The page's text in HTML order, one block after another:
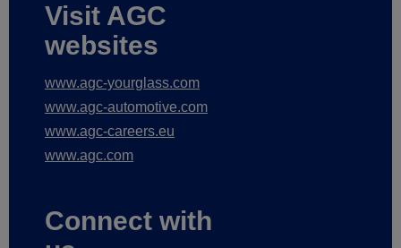
Visit AGC
websites
www.agc-yourglass.com
www.agc-automotive.com
www.agc-careers.eu
www.agc.com
Connect with